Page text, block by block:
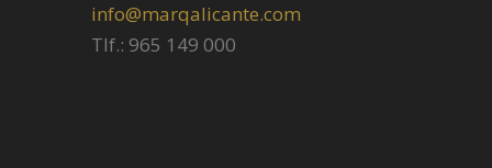
info@marqalicante.com
Tlf.: 965 149 000